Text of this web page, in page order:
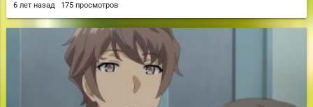
6 лет назад 175 просмотров